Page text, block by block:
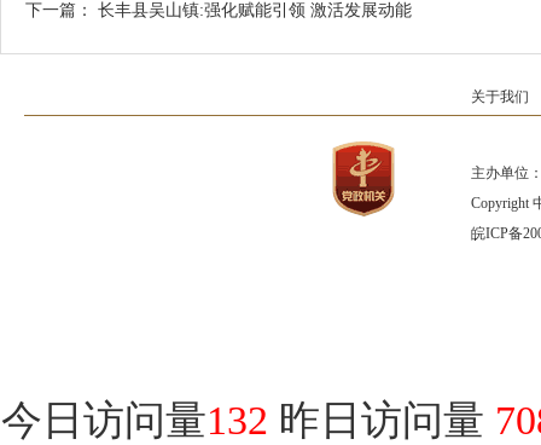
下一篇： 长丰县吴山镇:强化赋能引领 激活发展动能
关于我们
主办单位
Copyright
皖ICP备
今日访问量132 昨日访问量